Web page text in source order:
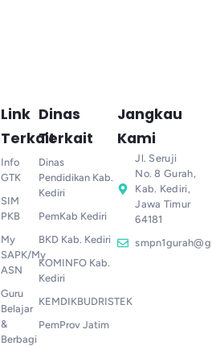
Link
Terkait
Info
GTK
SIM
PKB
My
SAPK/My
ASN
Guru
Belajar
&
Berbagi
Dinas
Terkait
Dinas
Pendidikan Kab.
Kediri
PemKab Kediri
BKD Kab. Kediri
KOMINFO Kab.
Kediri
KEMDIKBUDRISTEK
PemProv Jatim
Jangkau
Kami
Jl. Seruji
No. 8 Gurah,
Kab. Kediri,
Jawa Timur
64181